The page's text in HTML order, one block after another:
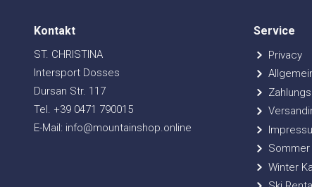
Kontakt
ST. CHRISTINA
Intersport Dosses
Dursan Str. 117
Tel. +39 0471 790015
E-Mail: info@mountainshop.online
Service
Privacy
Sommer
Winter